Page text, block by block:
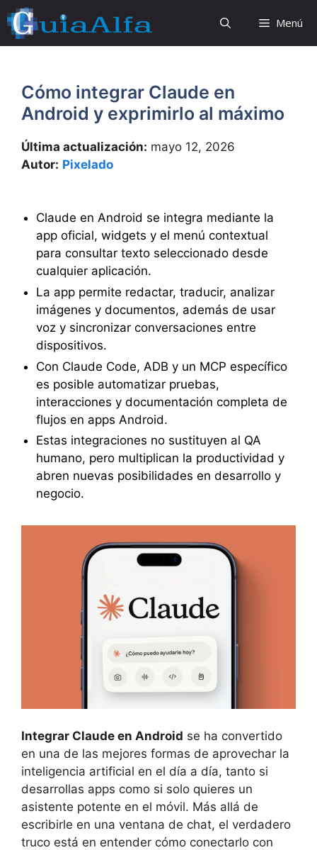
Saltar
al
contenido
Menú
Cómo integrar Claude en
Android y exprimirlo al máximo
Última actualización: mayo 12, 2026
Autor: Pixelado
Claude en Android se integra mediante la
app oficial, widgets y el menú contextual
para consultar texto seleccionado desde
cualquier aplicación.
La app permite redactar, traducir, analizar
imágenes y documentos, además de usar
voz y sincronizar conversaciones entre
dispositivos.
Con Claude Code, ADB y un MCP específico
es posible automatizar pruebas,
interacciones y documentación completa de
flujos en apps Android.
Estas integraciones no sustituyen al QA
humano, pero multiplican la productividad y
abren nuevas posibilidades en desarrollo y
negocio.
Integrar Claude en Android se ha convertido
en una de las mejores formas de aprovechar la
inteligencia artificial en el día a día, tanto si
desarrollas apps como si solo quieres un
asistente potente en el móvil. Más allá de
escribirle en una ventana de chat, el verdadero
truco está en entender cómo conectarlo con